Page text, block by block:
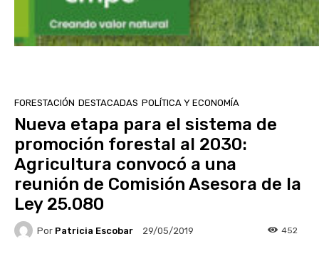
FORESTACIÓN DESTACADAS POLÍTICA Y ECONOMÍA
Nueva etapa para el sistema de
promoción forestal al 2030:
Agricultura convocó a una
reunión de Comisión Asesora de la
Ley 25.080
Por Patricia Escobar 29/05/2019 452